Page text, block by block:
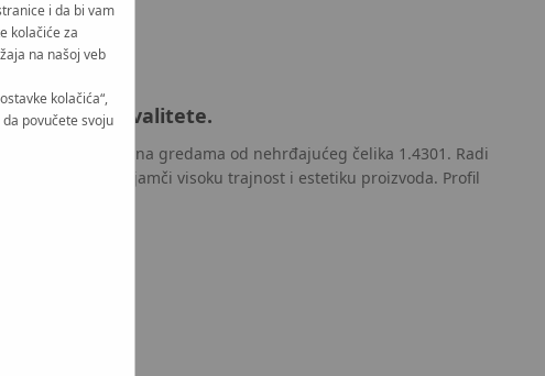
vrhunske kvalitete.
temelji se na gredama od nehrđajućeg čelika 1.4301. Radi
leguri koja jamči visoku trajnost i estetiku proizvoda. Profil
i da bi vam
kolačiće za
na našoj veb
kolačića“,
povučete svoju